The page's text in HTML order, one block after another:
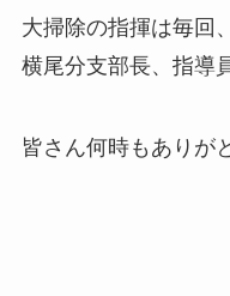
大掃除の指揮は毎回
横尾分支部長、指導
皆さん何時もありが